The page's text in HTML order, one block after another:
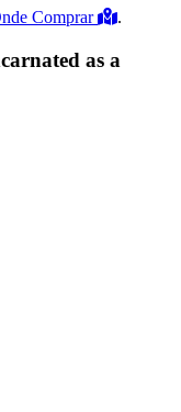
Comprar .
as a